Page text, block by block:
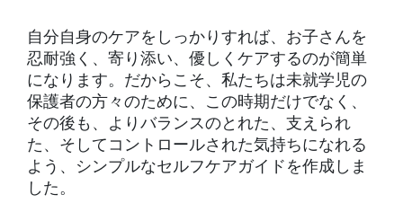
自分自身のケアをしっかりすれば、お子さんを
忍耐強く、寄り添い、優しくケアするのが簡単
になります。だからこそ、私たちは未就学児の
保護者の方々のために、この時期だけでなく、
その後も、よりバランスのとれた、支えられ
た、そしてコントロールされた気持ちになれる
よう、シンプルなセルフケアガイドを作成しま
した。